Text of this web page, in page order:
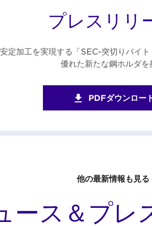
プレスリリ
安定加工を実現する「SEC-突切りバイ
優れた新たな鋼ホルダを
PDFダウンロー
他の最新情報も見る
ース＆プレ